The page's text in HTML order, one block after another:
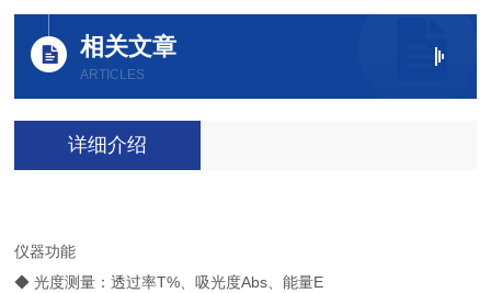
相关文章
ARTICLES
详细介绍
仪器功能
◆ 光度测量：透过率T%、吸光度Abs、能量E